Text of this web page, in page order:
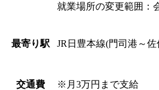
就業場所の変更範囲：
最寄り駅 JR日豊本線(門司港～佐
交通費 ※月3万円まで支給